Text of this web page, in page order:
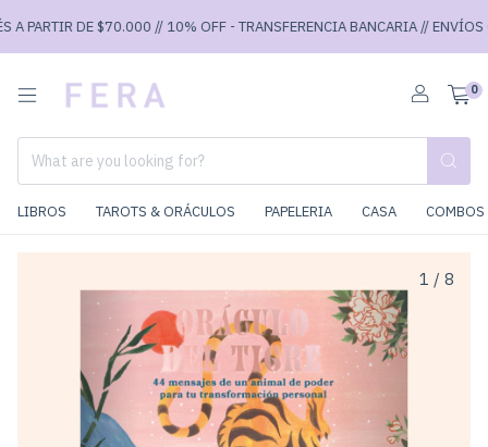
PARTIR DE $70.000 // 10% OFF - TRANSFERENCIA BANCARIA // ENVÍOS
0
LIBROS TAROTS & ORÁCULOS PAPELERIA CASA
1 / 8